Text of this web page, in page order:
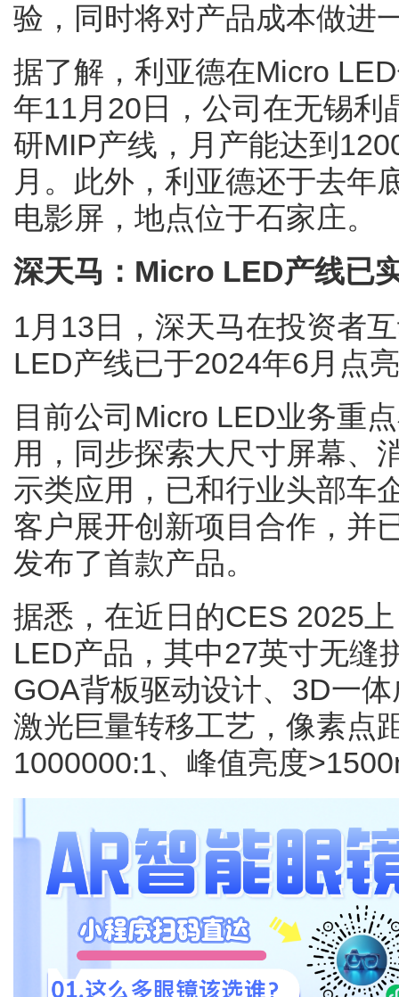
验，同时将对产品成本做进
据了解，利亚德在Micro
年11月20日，公司在无锡利
研MIP产线，月产能达到
月。此外，利亚德还于去年
电影屏，地点位于石家庄。
深天马：Micro LED产线已
1月13日，深天马在投资者
LED产线已于2024年6月点
目前公司Micro LED业务重
用，同步探索大尺寸屏幕、
示类应用，已和行业头部车
客户展开创新项目合作，并
发布了首款产品。
据悉，在近日的CES 2025
LED产品，其中27英寸无缝
GOA背板驱动设计、3D一
激光巨量转移工艺，像素点
1000000:1、峰值亮度